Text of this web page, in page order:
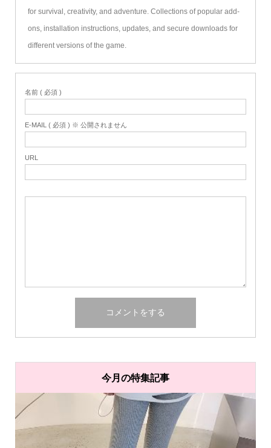
for survival, creativity, and adventure. Collections of popular add-
ons, installation instructions, updates, and secure downloads for
different versions of the game.
名前 ( 必須 )
E-MAIL ( 必須 ) ※ 公開されません
URL
今月の特集記事